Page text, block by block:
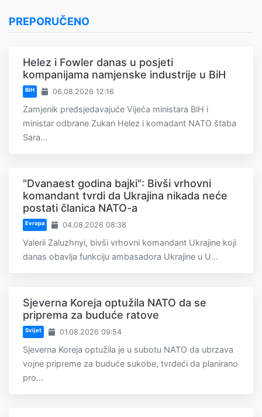
PREPORUČENO
Helez i Fowler danas u posjeti
kompanijama namjenske industrije u BiH
BiH 06.08.2026 12:16
Zamjenik predsjedavajuće Vijeća ministara BiH i
ministar odbrane Zukan Helez i komadant NATO štaba
Sara...
"Dvanaest godina bajki": Bivši vrhovni
komandant tvrdi da Ukrajina nikada neće
postati članica NATO-a
Evropa 04.08.2026 08:38
Valerii Zaluzhnyi, bivši vrhovni komandant Ukrajine koji
danas obavlja funkciju ambasadora Ukrajine u U...
Sjeverna Koreja optužila NATO da se
priprema za buduće ratove
Svijet 01.08.2026 09:54
Sjeverna Koreja optužila je u subotu NATO da ubrzava
vojne pripreme za buduće sukobe, tvrdeći da planirano
pro...